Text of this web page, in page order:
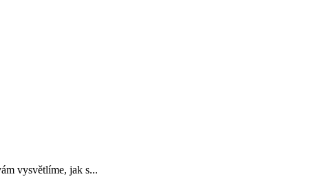
vysvětlíme, jak s...